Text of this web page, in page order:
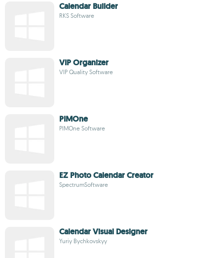
Calendar Builder
RKS Software
VIP Organizer
VIP Quality Software
PIMOne
PIMOne Software
EZ Photo Calendar Creator
SpectrumSoftware
Calendar Visual Designer
Yuriy Bychkovskyy